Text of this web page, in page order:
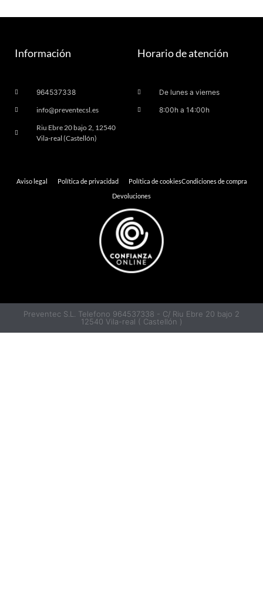
Información
964537338
info@preventecsl.es
Riu Ebre 20 bajo 2, 12540
Vila-real (Castellón)
Horario de atención
De lunes a viernes
8:00h a 14:00h
Aviso legal Política de privacidad Política de cookiesCondiciones de compra
Devoluciones
Preventec S.L. Telefono 964537338 - C/ Riu Ebre 20 bajo 2
12540 Vila-real ( Castellón )